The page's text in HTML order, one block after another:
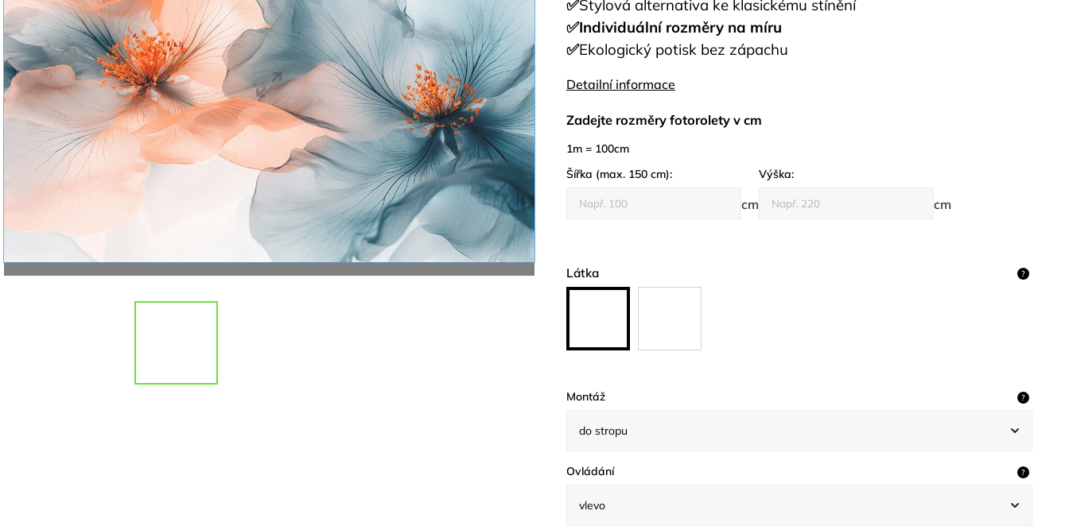
✅Stylová alternativa ke klasickému stínění
✅Individuální rozměry na míru
✅Ekologický potisk bez zápachu
Detailní informace
Zadejte rozměry fotorolety v cm
1m = 100cm
Šířka (max. 150 cm):
cm
Výška:
cm
Látka ?
Montáž ?
Ovládání ?